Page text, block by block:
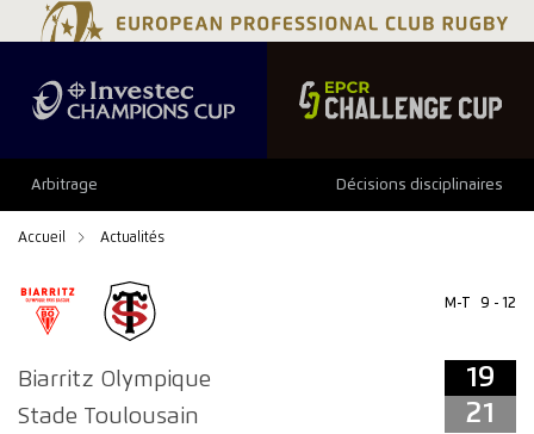
Arbitrage Décisions disciplinaires
Accueil Actualités
Biarritz Olympique
Stade Toulousain
M-T 9 - 12
19
21
19 21